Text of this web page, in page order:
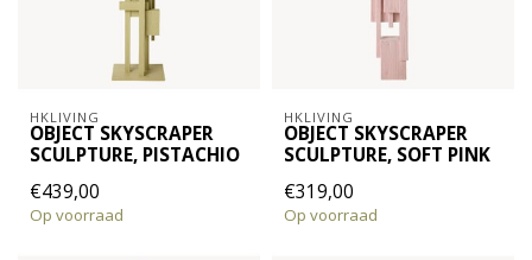
HKLIVING
OBJECT SKYSCRAPER
SCULPTURE, PISTACHIO
€439,00
Op voorraad
HKLIVING
OBJECT SKYSCRAPER
SCULPTURE, SOFT PINK
€319,00
Op voorraad